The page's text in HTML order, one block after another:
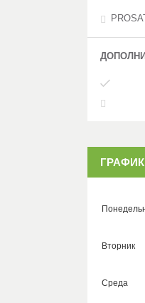
Вторник
Среда